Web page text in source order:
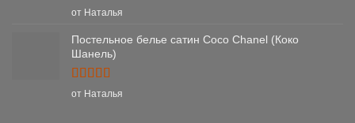
Оценка5
от Наталья
Постельное белье сатин Coco Chanel (Коко
Шанель)
Оценка5
от Наталья